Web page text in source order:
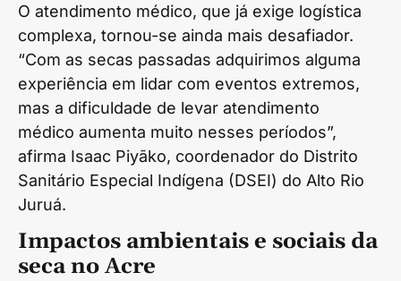
O atendimento médico, que já exige logística
complexa, tornou-se ainda mais desafiador.
“Com as secas passadas adquirimos alguma
experiência em lidar com eventos extremos,
mas a dificuldade de levar atendimento
médico aumenta muito nesses períodos”,
afirma Isaac Piyãko, coordenador do Distrito
Sanitário Especial Indígena (DSEI) do Alto Rio
Juruá.
Impactos ambientais e sociais da
seca no Acre